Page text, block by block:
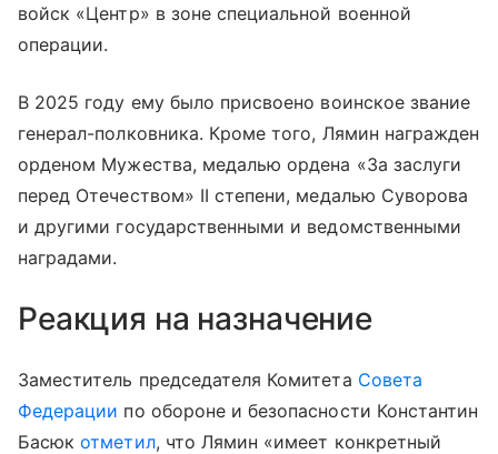
войск «Центр» в зоне специальной военной
операции.
В 2025 году ему было присвоено воинское звание
генерал-полковника. Кроме того, Лямин награжден
орденом Мужества, медалью ордена «За заслуги
перед Отечеством» II степени, медалью Суворова
и другими государственными и ведомственными
наградами.
Реакция на назначение
Заместитель председателя Комитета Совета
Федерации по обороне и безопасности Константин
Басюкотметил, что Лямин «имеет конкретный